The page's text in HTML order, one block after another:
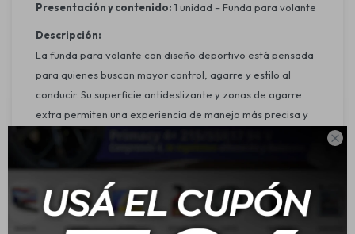

Presentación y contenido: 1 unidad – Funda para volante
Descripción:
La funda para volante con diseño deportivo está pensada
para quienes buscan mayor control, agarre y estilo al
conducir. Su superficie antideslizante y zonas de agarre
extra permiten una experiencia de manejo más precisa y
Características:
Medida: Diámetro disponible en 37 cm (S) y 38 cm (M)
Material: Superficie texturada con detalles deportivos